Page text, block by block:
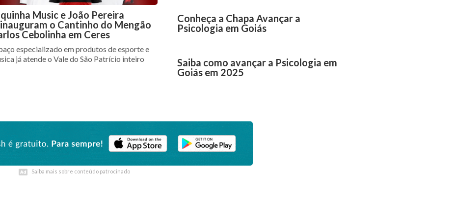
Music e João Pereira
o Cantinho do Mengão
Cebolinha em Ceres
especializado em produtos de esporte e
já atende o Vale do São Patrício inteiro
Conheça a Chapa Avançar a
Psicologia em Goiás
Saiba como avançar a Psicologia em
Goiás em 2025
Saiba mais sobre conteúdo patrocinado
Saiba mais sobre conteúdo patrocinado